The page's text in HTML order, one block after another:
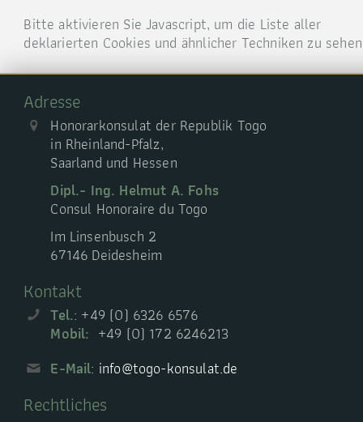
Bitte aktivieren Sie Javascript, um die Liste aller
deklarierten Cookies und ähnlicher Techniken zu
Adresse
Honorarkonsulat der Republik Togo
in Rheinland-Pfalz,
Saarland und Hessen
Dipl.- Ing. Helmut A. Fohs
Consul Honoraire du Togo
Im Linsenbusch 2
67146 Deidesheim
Kontakt
Tel.: +49 (0) 6326 6576
Mobil: +49 (0) 172 6246213
E-Mail: info@togo-konsulat.de
Rechtliches